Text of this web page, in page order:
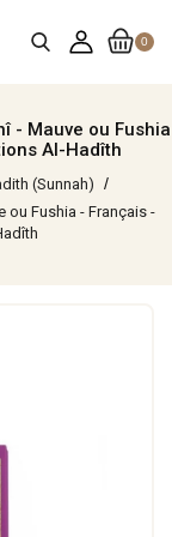
0
- Mauve ou Fushia
Al-Hadîth
(Sunnah)
ou Fushia - Français -